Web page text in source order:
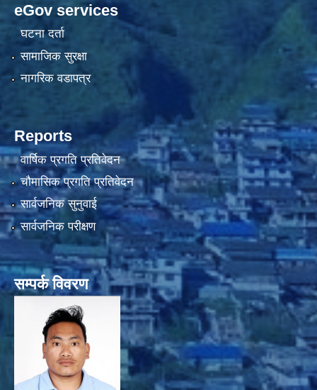
eGov services
घटना दर्ता
सामाजिक सुरक्षा
नागरिक वडापत्र
Reports
वार्षिक प्रगति प्रतिवेदन
चौमासिक प्रगति प्रतिवेदन
सार्वजनिक सुनुवाई
सार्वजनिक परीक्षण
सम्पर्क विवरण